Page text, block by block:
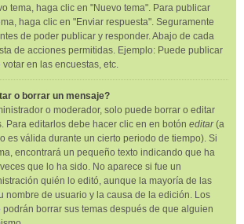
tema, haga clic en "Nuevo tema". Para publicar
haga clic en "Enviar respuesta". Seguramente
de poder publicar y responder. Abajo de cada
de acciones permitidas. Ejemplo: Puede publicar
en las encuestas, etc.
o borrar un mensaje?
o moderador, solo puede borrar o editar
Para editarlos debe hacer clic en en botón editar(a
es válida durante un cierto periodo de tiempo). Si
encontrará un pequeño texto indicando que ha
que lo ha sido. No aparece si fue un
quién lo editó, aunque la mayoría de las
nombre de usuario y la causa de la edición. Los
borrar sus temas después de que alguien